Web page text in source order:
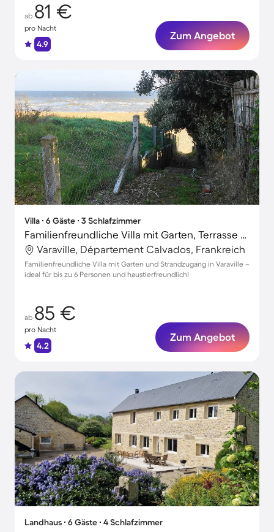
ab 81 €
pro Nacht
4.9
Zum Angebot
Villa ∙ 6 Gäste ∙ 3 Schlafzimmer
Familienfreundliche Villa mit Garten, Terrasse und Grill | Naturblick | Nah am Strand | Haustierfreundlich
Varaville, Département Calvados, Frankreich
Familienfreundliche Villa mit Garten und Strandzugang in Varaville –
ideal für bis zu 6 Personen und haustierfreundlich!
ab 85 €
pro Nacht
4.2
Zum Angebot
Landhaus ∙ 6 Gäste ∙ 4 Schlafzimmer